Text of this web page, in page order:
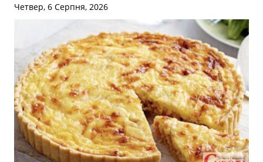
Четвер, 6 Серпня, 2026